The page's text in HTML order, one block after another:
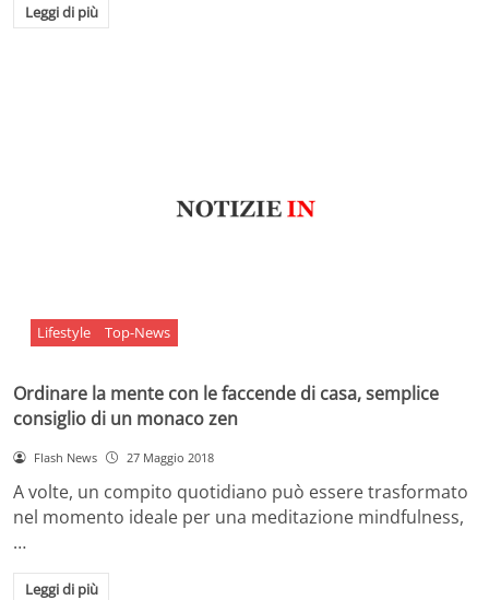
Leggi di più
Lifestyle Top-News
Ordinare la mente con le faccende di casa, semplice
consiglio di un monaco zen
Flash News 27 Maggio 2018
A volte, un compito quotidiano può essere trasformato
nel momento ideale per una meditazione mindfulness,
…
Leggi di più